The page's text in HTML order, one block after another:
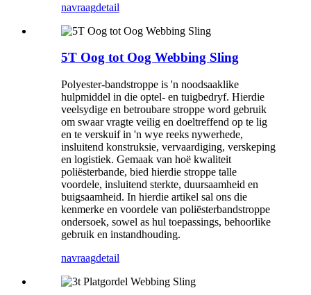
navraagdetail
5T Oog tot Oog Webbing Sling
Polyester-bandstroppe is 'n noodsaaklike
hulpmiddel in die optel- en tuigbedryf. Hierdie
veelsydige en betroubare stroppe word gebruik
om swaar vragte veilig en doeltreffend op te lig
en te verskuif in 'n wye reeks nywerhede,
insluitend konstruksie, vervaardiging, verskeping
en logistiek. Gemaak van hoë kwaliteit
poliësterbande, bied hierdie stroppe talle
voordele, insluitend sterkte, duursaamheid en
buigsaamheid. In hierdie artikel sal ons die
kenmerke en voordele van poliësterbandstroppe
ondersoek, sowel as hul toepassings, behoorlike
gebruik en instandhouding.
navraagdetail